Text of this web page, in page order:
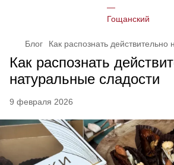
Блог Как распознать действительно
Как распознать
натуральные сладости
9 февраля 2026